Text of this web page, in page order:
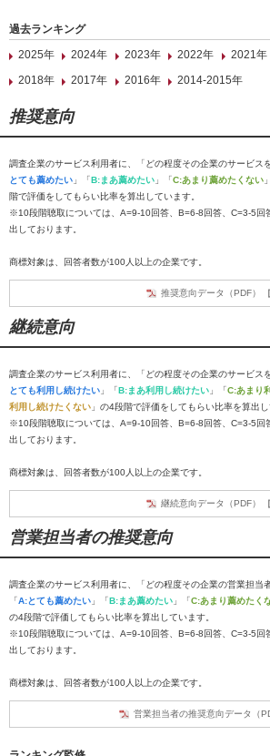
過去ランキング
2025年
2024年 2023年 2022年 2021年
2018年
2017年 2016年 2014-2015年
推奨意向
調査企業のサービス利用者に、「どの程度その企業のサービス
とても薦めたい 」「B:まあ薦めたい 」「C:あまり薦めたくない
階で評価をしてもらい比率を算出しています。
※10段階聴取については、A=9-10回答、B=6-8回答、C=3-5回
出しております。
商標対象は、回答者数が100人以上の企業です。
推奨意向データ（PDF）
継続意向
調査企業のサービス利用者に、「どの程度その企業のサービス
とても利用し続けたい 」「B:まあ利用し続けたい 」「C:あまり
利用し続けたくない 」の4段階で評価をしてもらい比率を算出し
※10段階聴取については、A=9-10回答、B=6-8回答、C=3-5回
出しております。
商標対象は、回答者数が100人以上の企業です。
継続意向データ（PDF）
営業担当者の推奨意向
調査企業のサービス利用者に、「どの程度その企業の営業担当
「A:とても薦めたい 」「B:まあ薦めたい 」「C:あまり薦めたく
の4段階で評価してもらい比率を算出しています。
※10段階聴取については、A=9-10回答、B=6-8回答、C=3-5回
出しております。
商標対象は、回答者数が100人以上の企業です。
営業担当者の推奨意向データ（